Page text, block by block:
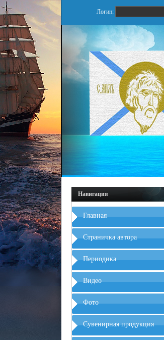
Логин:
Навигация
Главная
Страничка автора
Периодика
Видео
Фото
Сувенирная продукция